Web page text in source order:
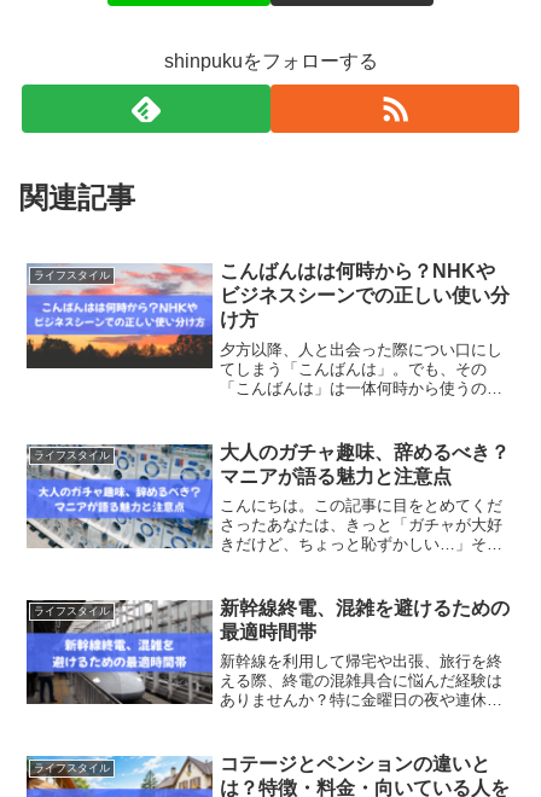
shinpukuをフォローする
関連記事
ライフスタイル
こんばんはは何時から？NHKや
ビジネスシーンでの正しい使い分
け方
夕方以降、人と出会った際につい口にし
てしまう「こんばんは」。でも、その
「こんばんは」は一体何時から使うのが
にも感じますし、ビジネスメールやホテ
ルの受付など、フォーマルな...
ライフスタイル
大人のガチャ趣味、辞めるべき？
マニアが語る魅力と注意点
こんにちは。この記事に目をとめてくだ
さったあなたは、きっと「ガチャが大好
きだけど、ちょっと恥ずかしい…」そん
味。ここでは、そんなあなたがもっと
堂々とガチャを楽しむための...
ライフスタイル
新幹線終電、混雑を避けるための
最適時間帯
新幹線を利用して帰宅や出張、旅行を終
える際、終電の混雑具合に悩んだ経験は
ありませんか？特に金曜日の夜や連休前
っかくの移動時間、できればストレスな
く快適に過ごしたいもの。...
ライフスタイル
コテージとペンションの違いと
は？特徴・料金・向いている人を